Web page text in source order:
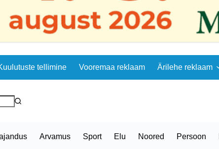
tellimine Vooremaa reklaam Ärilehe reklaam
Arvamus Sport Elu Noored Persoon